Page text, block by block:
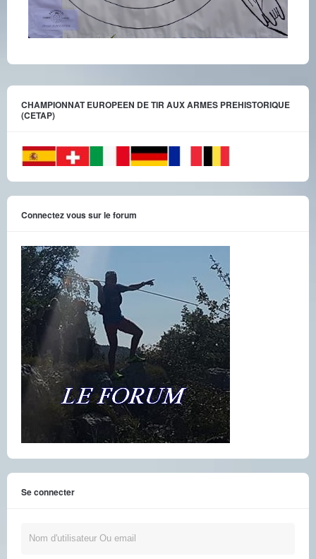
CHAMPIONNAT EUROPEEN DE TIR AUX ARMES PREHISTORIQUE
(CETAP)
Connectez vous sur le forum
Se connecter